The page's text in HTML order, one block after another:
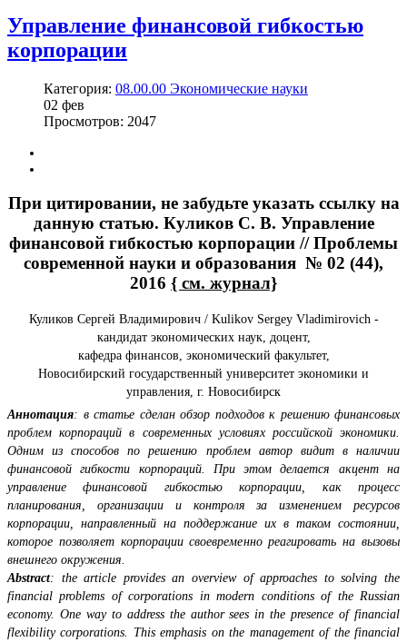
Управление финансовой гибкостью
корпорации
Категория: 08.00.00 Экономические науки
02 фев
Просмотров: 2047
При цитировании, не забудьте указать ссылку на
данную статью. Куликов С. В. Управление
финансовой гибкостью корпорации // Проблемы
современной науки и образования № 02 (44),
2016 { см. журнал}
Куликов Сергей Владимирович / Kulikov Sergey Vladimirovich -
кандидат экономических наук, доцент,
кафедра финансов, экономический факультет,
Новосибирский государственный университет экономики и
управления, г. Новосибирск
Аннотация: в статье сделан обзор подходов к решению финансовых
проблем корпораций в современных условиях российской экономики.
Одним из способов по решению проблем автор видит в наличии
финансовой гибкости корпораций. При этом делается акцент на
управление финансовой гибкостью корпорации, как процесс
планирования, организации и контроля за изменением ресурсов
корпорации, направленный на поддержание их в таком состоянии,
которое позволяет корпорации своевременно реагировать на вызовы
внешнего окружения.
Abstract: the article provides an overview of approaches to solving the
financial problems of corporations in modern conditions of the Russian
economy. One way to address the author sees in the presence of financial
flexibility corporations. This emphasis on the management of the financial